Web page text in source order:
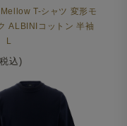
Mellow T-シャツ 変形モ
ALBINIコットン 半袖
L
込)